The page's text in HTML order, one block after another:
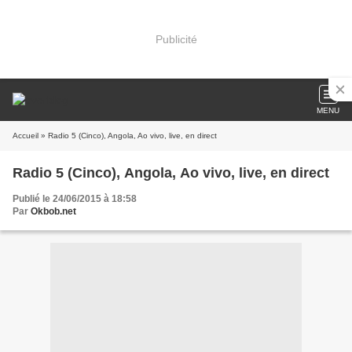
Publicité
MENU
Accueil » Radio 5 (Cinco), Angola, Ao vivo, live, en direct
Radio 5 (Cinco), Angola, Ao vivo, live, en direct
Publié le 24/06/2015 à 18:58
Par Okbob.net